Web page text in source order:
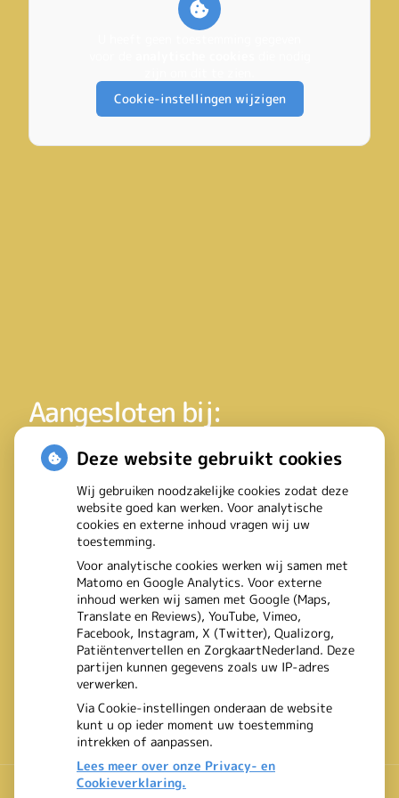
Cookie-instellingen wijzigen
Aangesloten bij:
Deze website gebruikt cookies
Wij gebruiken noodzakelijke cookies zodat deze
website goed kan werken. Voor analytische
cookies en externe inhoud vragen wij uw
toestemming.
Voor analytische cookies werken wij samen met
Matomo en Google Analytics. Voor externe
inhoud werken wij samen met Google (Maps,
Translate en Reviews), YouTube, Vimeo,
Facebook, Instagram, X (Twitter), Qualizorg,
Patiëntenvertellen en ZorgkaartNederland. Deze
partijen kunnen gegevens zoals uw IP-adres
verwerken.
Via Cookie-instellingen onderaan de website
kunt u op ieder moment uw toestemming
intrekken of aanpassen.
Lees meer over onze Privacy- en
Cookieverklaring.